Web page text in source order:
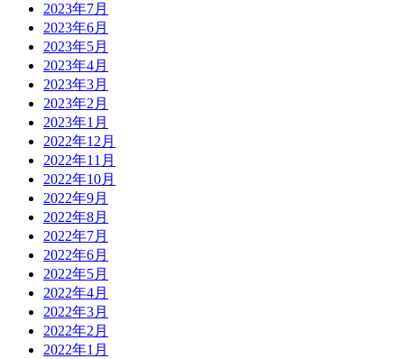
2023年7月
2023年6月
2023年5月
2023年4月
2023年3月
2023年2月
2023年1月
2022年12月
2022年11月
2022年10月
2022年9月
2022年8月
2022年7月
2022年6月
2022年5月
2022年4月
2022年3月
2022年2月
2022年1月